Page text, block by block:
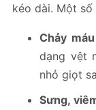
kéo dài. Một số
Chảy
dạng vệt
nhỏ giọt
Sưng,